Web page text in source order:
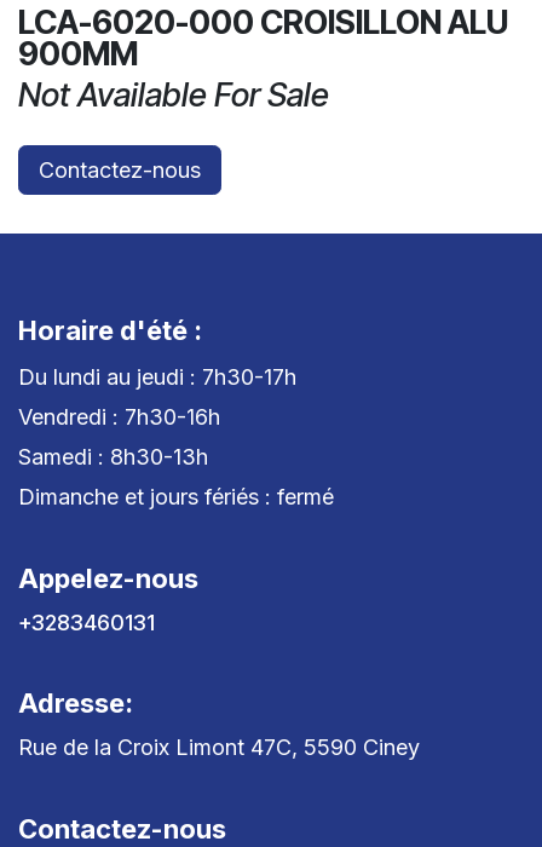
LCA-6020-000 CROISILLON ALU
900MM
Not Available For Sale
Contactez-nous
Horaire d'été :
Du lundi au jeudi : 7h30-17h
Vendredi : 7h30-16h
Samedi : 8h30-13h
Dimanche et jours fériés : fermé
Appelez-nous
+3283460131
Adresse:
Rue de la Croix Limont 47C, 5590 Ciney
Contactez-nous